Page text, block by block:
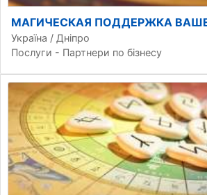
МАГИЧЕСКАЯ ПОДДЕРЖКА
Україна / Дніпро
Послуги - Партнери по бізнесу